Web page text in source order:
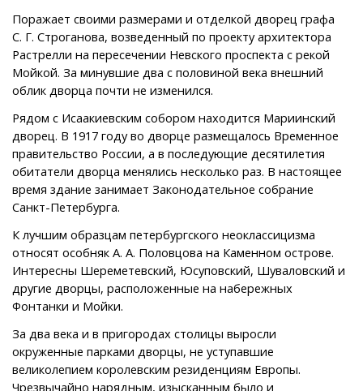
Поражает своими размерами и отделкой дворец графа
С. Г. Строганова, возведенный по проекту архитектора
Растрелли на пересечении Невского проспекта с рекой
Мойкой. За минувшие два с половиной века внешний
облик дворца почти не изменился.
Рядом с Исаакиевским собором находится Мариинский
дворец. В 1917 году во дворце размещалось Временное
правительство России, а в последующие десятилетия
обитатели дворца менялись несколько раз. В настоящее
время здание занимает Законодательное собрание
Санкт-Петербурга.
К лучшим образцам петербургского неоклассицизма
относят особняк А. А. Половцова на Каменном острове.
Интересны Шереметевский, Юсуповский, Шуваловский и
другие дворцы, расположенные на набережных
Фонтанки и Мойки.
За два века и в пригородах столицы выросли
окруженные парками дворцы, не уступавшие
великолепием королевским резиденциям Европы.
Чрезвычайно нарядным, изысканным было и